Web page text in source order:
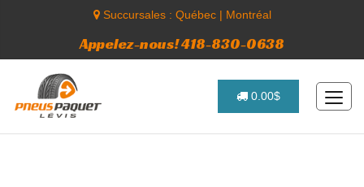
Succursales : Québec| Montréal
Appelez-nous! 418-830-0638
0.00$